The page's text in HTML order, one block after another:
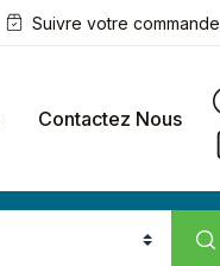
Suivre votre commande
Contactez Nous